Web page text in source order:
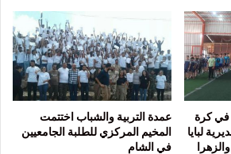
في كرة
لبايا
عمدة التربية والشباب اختتمت
المخيم المركزي للطلبة الجامعيين
في الشام